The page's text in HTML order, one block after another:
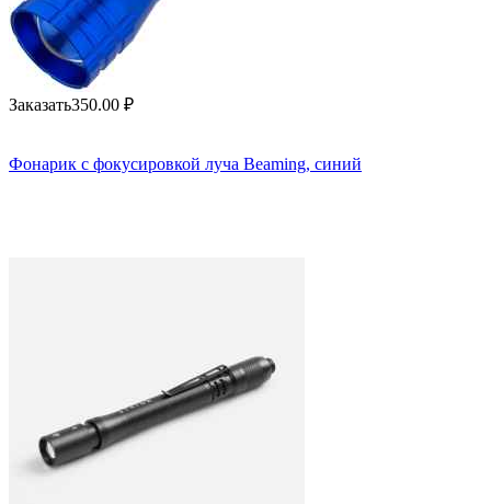
Заказать350.00 ₽
Фонарик с фокусировкой луча Beaming, синий